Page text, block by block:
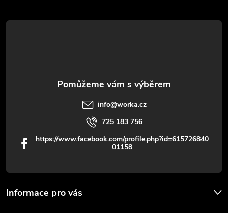
t
Informace pro vás
info@worka.cz
725 183 756
https://www.facebook.com/profile.php?id=615726840
01158